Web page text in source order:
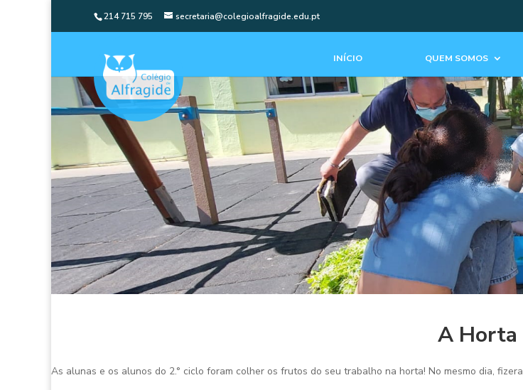
214 715 795 secretaria@colegioalfragide.edu.pt
INÍCIO QUEM SOMOS
A Horta
As alunas e os alunos do 2.° ciclo foram colher os frutos do seu trabalho na horta! No mesmo dia,